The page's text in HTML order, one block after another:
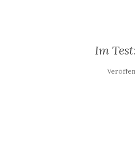
Im